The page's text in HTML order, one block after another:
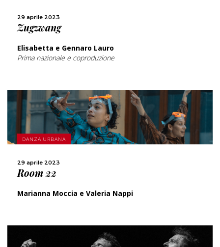
29 aprile 2023
Zugzwang
Elisabetta e Gennaro Lauro
Prima nazionale e coproduzione
DANZA URBANA
29 aprile 2023
Room 22
Marianna Moccia e Valeria Nappi
SCOPRI DI PIÙ